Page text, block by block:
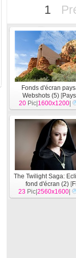
1
Fonds d'écran
Webshots (5) [
20 Pic| 1600x1200
The Twilight Saga:
fond d'écran (2) [
23 Pic|2560x1600